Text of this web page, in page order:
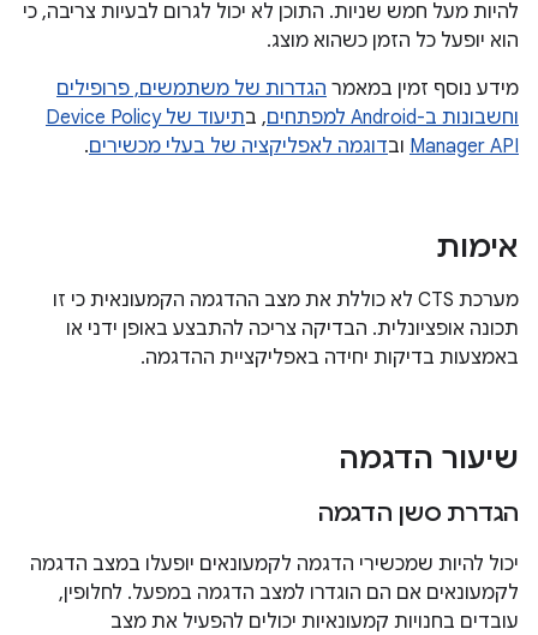
להיות מעל חמש שניות. התוכן לא יכול לגרום לבעיות צריבה, כי
הוא יופעל כל הזמן כשהוא מוצג.
מידע נוסף זמין במאמר הגדרות של משתמשים, פרופילים
וחשבונות ב-Android למפתחים
, ב
תיעוד של Device Policy
Manager API ובדוגמה לאפליקציה של בעלי מכשירים.
אימות
מערכת CTS לא כוללת את מצב ההדגמה הקמעונאית כי זו
תכונה אופציונלית. הבדיקה צריכה להתבצע באופן ידני או
באמצעות בדיקות יחידה באפליקציית ההדגמה.
שיעור הדגמה
הגדרת סשן הדגמה
יכול להיות שמכשירי הדגמה לקמעונאים יופעלו במצב הדגמה
לקמעונאים אם הם הוגדרו למצב הדגמה במפעל. לחלופין,
עובדים בחנויות קמעונאיות יכולים להפעיל את מצב